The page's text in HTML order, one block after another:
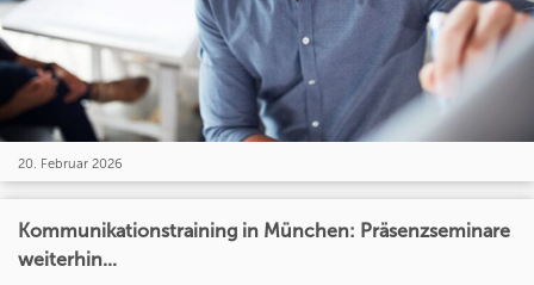
20. Februar 2026
Kommunikationstraining in München: Präsenzseminare
weiterhin...